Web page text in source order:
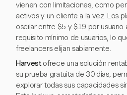
vienen con limitaciones, como
activos y un cliente a la vez. Los
oscilar entre $5 y $19 por usuario
requisito mínimo de usuarios, lo
freelancers elijan sabiamente.
Harvestofrece una solución
su prueba gratuita de 30 días,
explorar todas sus capacidades